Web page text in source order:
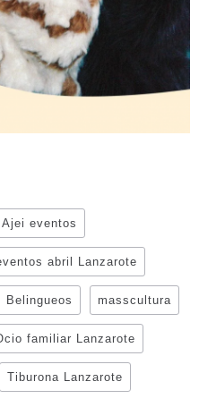
eventos
abril Lanzarote
Belingueos masscultura
familiar Lanzarote
Tiburona Lanzarote